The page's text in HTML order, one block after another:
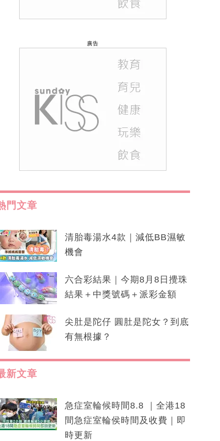
廣告
門文章
清胎毒湯水4款｜減低BB濕敏
機會
六合彩結果｜今期8月8日攪珠
結果＋中獎號碼＋派彩金額
尖肚是陀仔 圓肚是陀女？到底
有無根據？
新文章
急症室輪候時間8.8 ｜全港18
間急症室輪侯時間及收費｜即
時更新